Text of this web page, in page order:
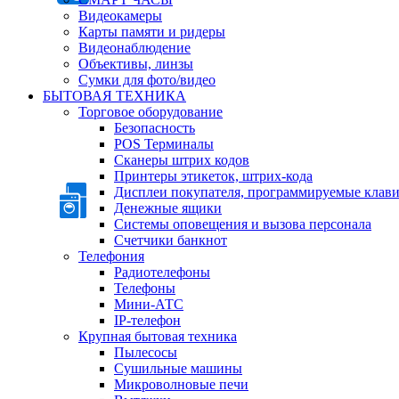
Видеокамеры
Карты памяти и ридеры
Видеонаблюдение
Объективы, линзы
Сумки для фото/видео
БЫТОВАЯ ТЕХНИКА
Торговое оборудование
Безопасность
POS Терминалы
Сканеры штрих кодов
Принтеры этикеток, штрих-кода
Дисплеи покупателя, программируемые
Денежные ящики
Системы оповещения и вызова персонала
Счетчики банкнот
Телефония
Радиотелефоны
Телефоны
Мини-АТС
IP-телефон
Крупная бытовая техника
Пылесосы
Сушильные машины
Микроволновые печи